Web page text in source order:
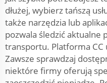
dłużej, wybierz tańszą
także narzędzia lub
pozwala śledzić aktualne
transportu. Platforma CC
Zawsze sprawdzaj
niektóre firmy oferują